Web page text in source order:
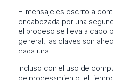
El mensaje es escrito a
encabezada por una
el proceso se lleva a cabo
general, las claves son
cada una.
Incluso con el uso de
de procesamiento, el